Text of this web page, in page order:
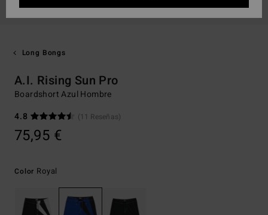
Long Bongs
A.I. Rising Sun Pro
Boardshort Azul Hombre
4.8
(11 Reseñas)
75,95 €
Color Royal